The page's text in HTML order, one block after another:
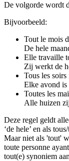
De volgorde wordt
Bijvoorbeeld:
Tout le mois
De hele
Elle travaille
Zij werkt de
Tous les
Elke avond is
Toutes les
Alle huizen
Deze regel geldt
‘de hele’ en als
Maar niet als 'tout'
toute personne
tout(e) synoniem